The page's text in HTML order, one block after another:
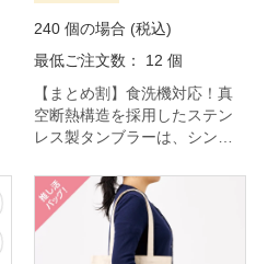
240 個の場合 (税込)
最低ご注文数： 12 個
【まとめ割】食洗機対応！真
空断熱構造を採用したステン
レス製タンブラーは、シンプ
い実用性が特長です。